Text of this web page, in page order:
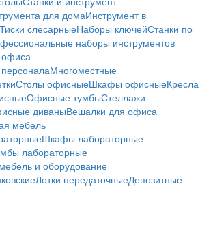
для домаИнструмент в
Тиски слесарныеНаборы ключейСтанки по
наборы инструментов
Многоместные
Столы офисныеШкафы офисныеКресла
Офисные тумбыСтеллажи
диваныВешалки для офиса
мебель
Шкафы лабораторные
лабораторные
и оборудование
Лотки передаточныеДепозитные